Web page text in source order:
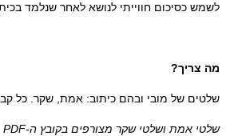
כסיכום חווייתי לנושא לאחר שנלמד בכיתה.
צריך?
של מובי ובהם כיתוב: אמת, שקר. כל
אמת ושלטי שקר מצורפים בקובץ ה- PDF